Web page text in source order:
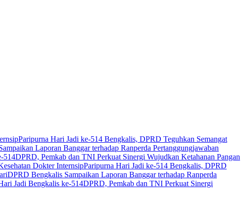
Paripurna Hari Jadi ke-514 Bengkalis, DPRD Teguhkan Semangat
Laporan Banggar terhadap Ranperda Pertanggungjawaban
514DPRD, Pemkab dan TNI Perkuat Sinergi Wujudkan Ketahanan Pangan
Dokter InternsipParipurna Hari Jadi ke-514 Bengkalis, DPRD
DPRD Bengkalis Sampaikan Laporan Banggar terhadap Ranperda
Jadi Bengkalis ke-514DPRD, Pemkab dan TNI Perkuat Sinergi